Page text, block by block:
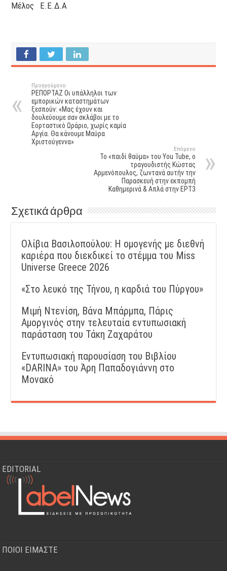
Μέλος Ε.Ε.Δ.Α
Προηγούμενο
ΡΕΠΟΡΤΑΖ Οι υπάλληλοι των
εμπορικών καταστημάτων
ξεσπούν: «Μας έχουν και
δουλεύουμε σαν σκλάβοι με το
Εορταστικό Ωράριο, χωρίς καμία
Αργία. Θα κάνουμε Μαύρα
Χριστούγεννα»
Επόμενο
Το «παιδί θαύμα» του You Tube, o
τραγουδιστής Κώστας
Αρμενόπουλος, ζωντανά αυτήν την
Παρασκευή στην εκπομπή
Kαθημερινά & Απλά στην ΕΡΤ3
Σχετικά άρθρα
Ολίβια Βασιλοπούλου: Η ομογενής με διεθνή
καριέρα που διεκδικεί το στέμμα του Miss
Universe Greece 2026
«Στο λευκό της Τήνου, η καρδιά του Πύργου»
Μιμή Ντενίση, Βάνα Μπάρμπα, Πάρις
Αμοργινός στην τελευταία εντυπωσιακή
παράσταση του Τάκη Ζαχαράτου
Εντυπωσιακή παρουσίαση του Βιβλίου
«DARINA» του Άρη Παπαδογιάννη στο
Μονακό
EDITORIAL
ΠΟΙΟΙ ΕΙΜΑΣΤΕ